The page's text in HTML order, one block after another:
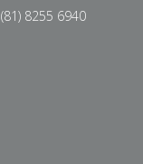
(81) 8255 6940